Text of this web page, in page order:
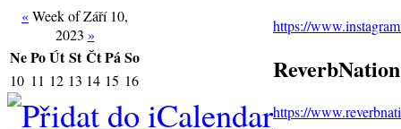
«Week of Září 10,
2023 »
NePoÚt St ČtPáSo
10 11 12 13 14 15 16
https://
ReverbNation
https://